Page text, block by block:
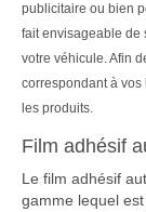
publicitaire ou bien
fait envisageable de
votre véhicule. Afin
correspondant à
les produits.
Film adhésif
Le film adhésif
gamme lequel